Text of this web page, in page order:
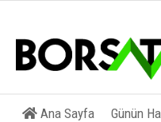
Ana Sayfa Günün